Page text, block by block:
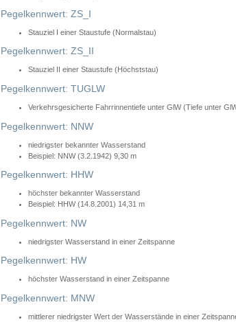
Pegelkennwert: ZS_I
Stauziel I einer Staustufe (Normalstau)
Pegelkennwert: ZS_II
Stauziel II einer Staustufe (Höchststau)
Pegelkennwert: TUGLW
Verkehrsgesicherte Fahrrinnentiefe unter GlW (Tiefe unter
Pegelkennwert: NNW
niedrigster bekannter Wasserstand
Beispiel: NNW (3.2.1942) 9,30 m
Pegelkennwert: HHW
höchster bekannter Wasserstand
Beispiel: HHW (14.8.2001) 14,31 m
Pegelkennwert: NW
niedrigster Wasserstand in einer Zeitspanne
Pegelkennwert: HW
höchster Wasserstand in einer Zeitspanne
Pegelkennwert: MNW
mittlerer niedrigster Wert der Wasserstände in einer